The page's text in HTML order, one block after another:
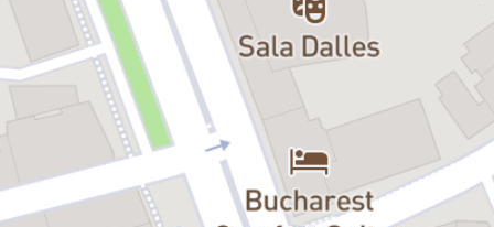
Furnică / Adrian Justin Ilie
Cocote, Orbi, Cerșetori: Andreea Alexandrescu / Irina Noapteș /
Beatrice Rubică / Oana Laura Gabriela / Cristiana Ioniță / Roxana
Colceag
Orchestra:
Lucian Maxim (percuție), Ligia Dună (pian), Marius Leau
(vioară), Marius Grigorescu (clarinet), Cristian Nicolae (trompetă),
Ciprian Partenie (trombon), Răzvan Mihai Grigorescu (chitară)
Pauză:Da